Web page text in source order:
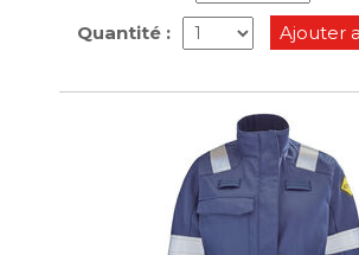
Quantité : Ajouter